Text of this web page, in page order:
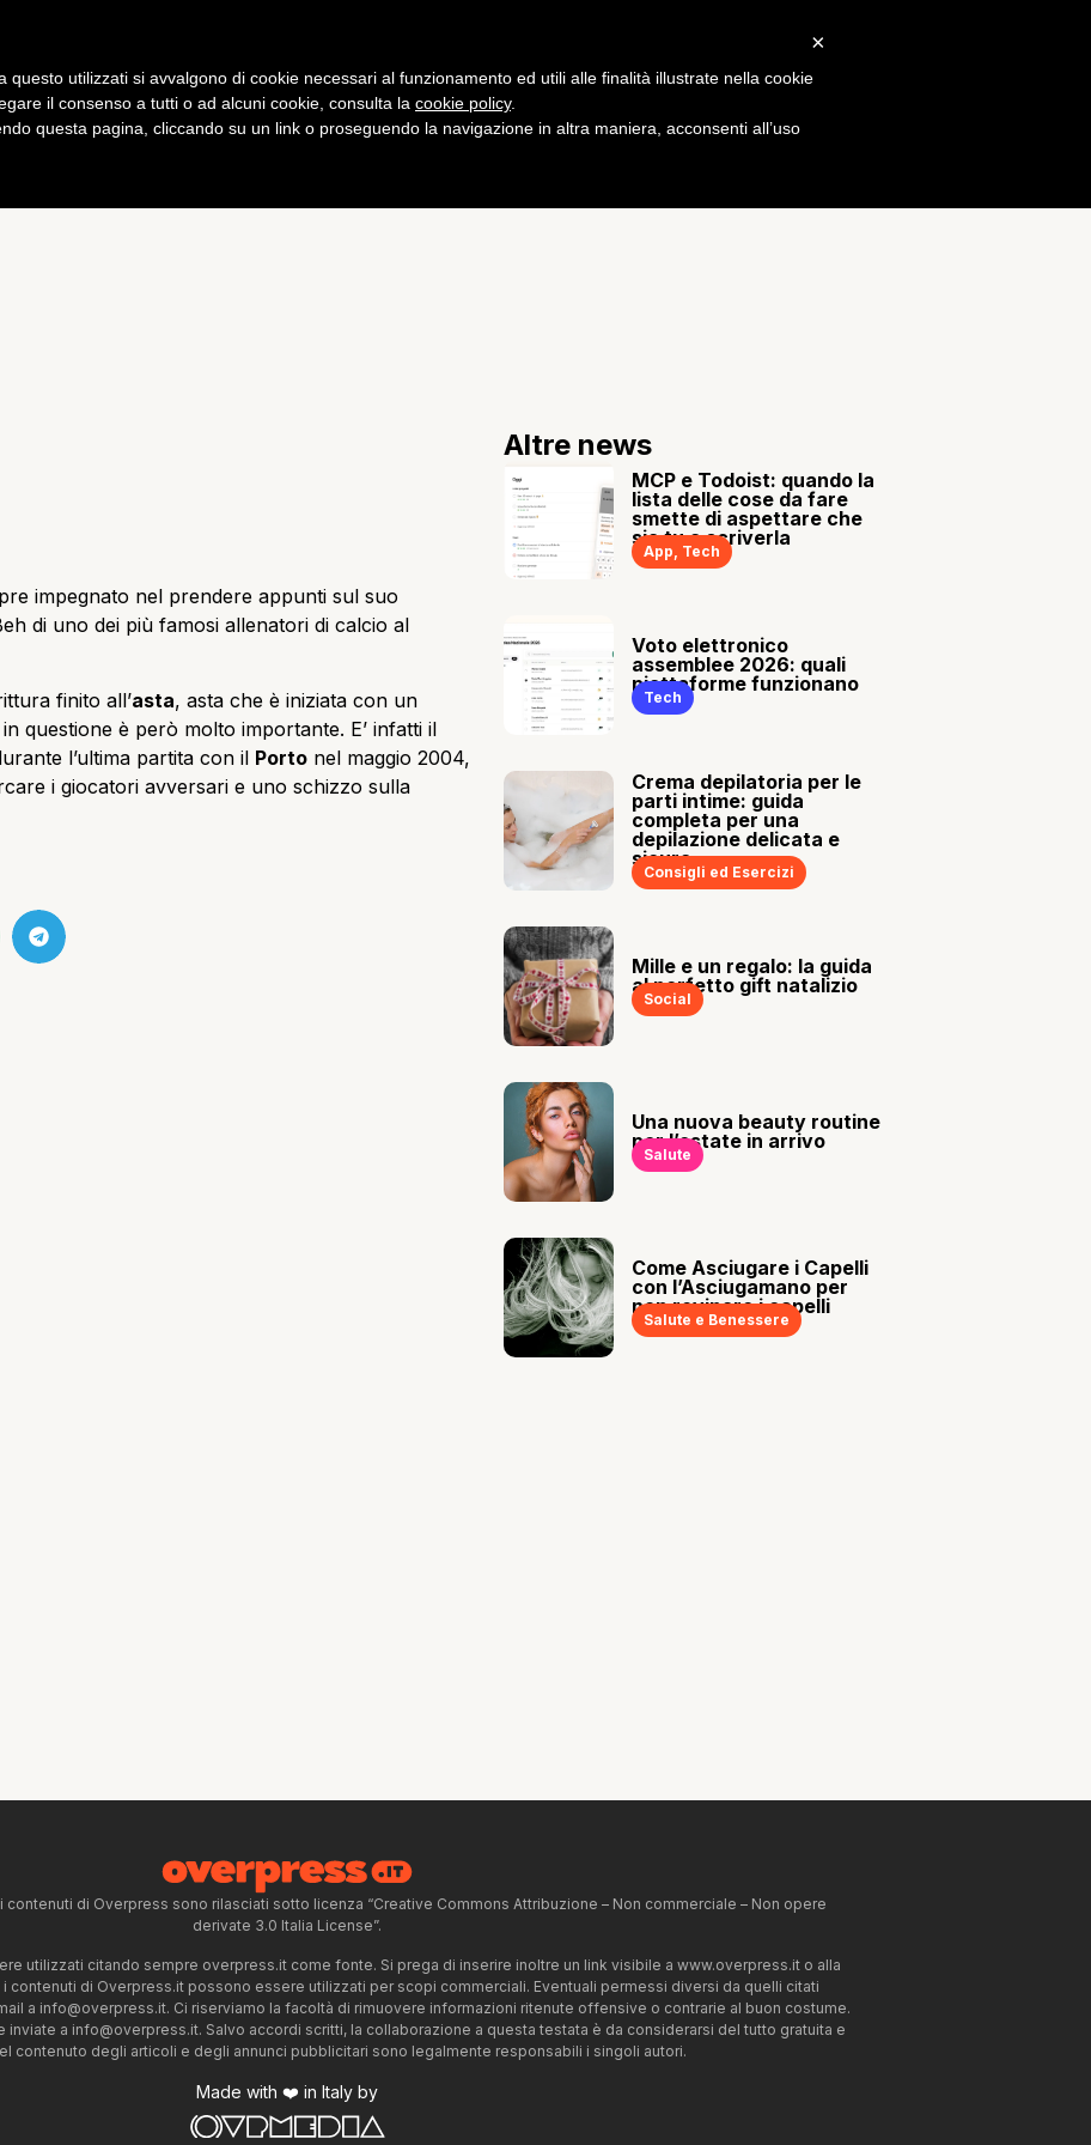
impegnato nel prendere appunti sul suo
di uno dei più famosi allenatori di calcio al
finito all’asta, asta che è iniziata con un
questione è però molto importante. E’ infatti il
l’ultima partita con il Porto nel maggio 2004,
i giocatori avversari e uno schizzo sulla
Altre news
MCP e Todoist: quando la
lista delle cose da fare
smette di aspettare che
sia tu a scriverla
App, Tech
Voto elettronico
assemblee 2026: quali
piattaforme funzionano
Tech
Crema depilatoria per le
parti intime: guida
completa per una
depilazione delicata e
sicura
Consigli ed Esercizi
Mille e un regalo: la guida
al perfetto gift natalizio
Social
Una nuova beauty routine
per l’estate in arrivo
Salute
Come Asciugare i Capelli
con l’Asciugamano per
non rovinare i capelli
Salute e Benessere
di Overpress sono rilasciati sotto licenza “Creative Commons Attribuzione – Non commerciale – Non opere
derivate 3.0 Italia License”.
utilizzati citando sempre overpress.it come fonte. Si prega di inserire inoltre un link visibile a www.overpress.it o alla
i contenuti di Overpress.it possono essere utilizzati per scopi commerciali. Eventuali permessi diversi da quelli citati
a info@overpress.it. Ci riserviamo la facoltà di rimuovere informazioni ritenute offensive o contrarie al buon costume.
inviate a info@overpress.it. Salvo accordi scritti, la collaborazione a questa testata è da considerarsi del tutto gratuita e
contenuto degli articoli e degli annunci pubblicitari sono legalmente responsabili i singoli autori.
Made with ❤️ in Italy by
×
questo utilizzati si avvalgono di cookie necessari al funzionamento ed utili alle finalità illustrate nella cookie
il consenso a tutti o ad alcuni cookie, consulta la cookie policy.
questa pagina, cliccando su un link o proseguendo la navigazione in altra maniera, acconsenti all’uso